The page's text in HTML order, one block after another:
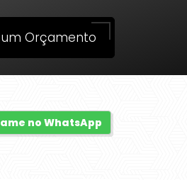
um Orçamento
no WhatsApp